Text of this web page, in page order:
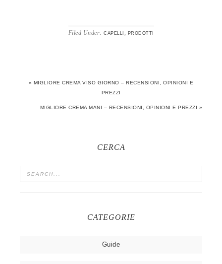
Filed Under: CAPELLI , PRODOTTI
« MIGLIORE CREMA VISO GIORNO – RECENSIONI, OPINIONI E
PREZZI
MIGLIORE CREMA MANI – RECENSIONI, OPINIONI E PREZZI »
CERCA
CATEGORIE
Guide